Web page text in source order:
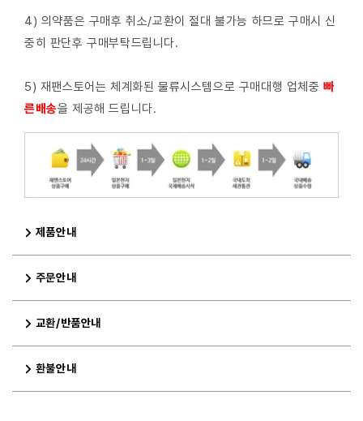
4) 의약품은 구매후 취소/교환이 절대 불가능 하므로 구매시 신
중히 판단후 구매부탁드립니다.
5) 재팬스토어는 체계화된 물류시스템으로 구매대행 업체중빠
른배송을 제공해 드립니다.
제품안내
주문안내
교환/반품안내
환불안내